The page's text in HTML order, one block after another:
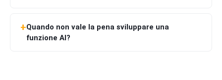
Quando non vale la pena sviluppare una
funzione AI?